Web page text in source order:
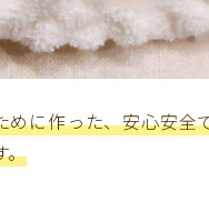
に作った、安心安全
。